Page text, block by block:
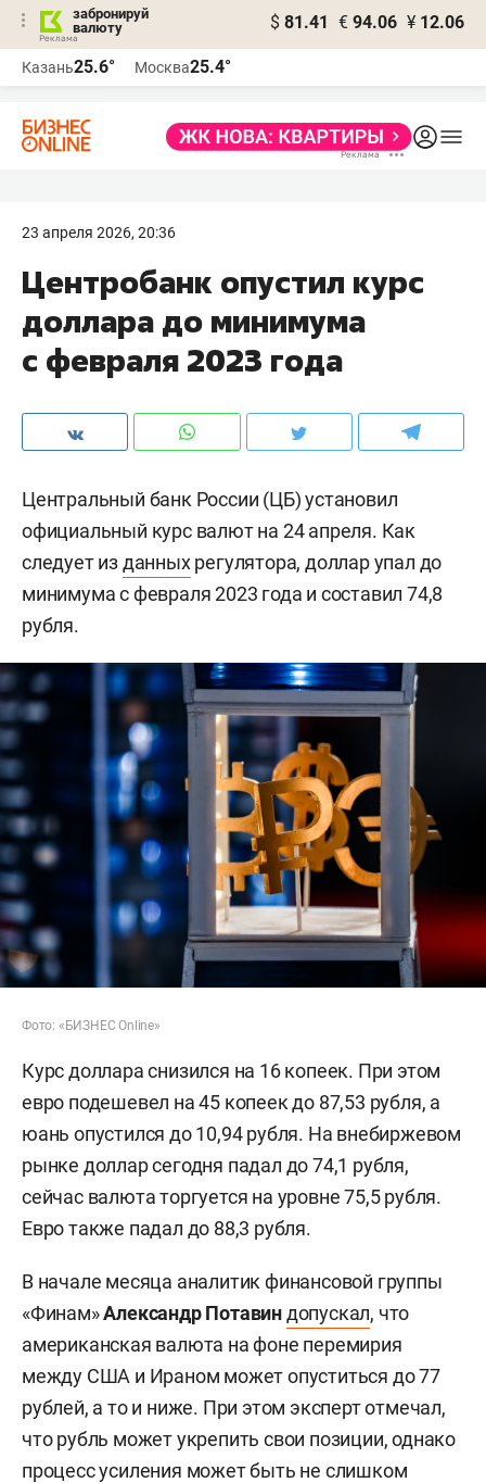
забронируй
валюту
$ 81.41 € 94.06 ¥ 12.06
Казань25.6° Москва25.4°
23 апреля 2026, 20:36
Центробанк опустил курс
доллара до минимума
с февраля 2023 года
Центральный банк России (ЦБ) установил
официальный курс валют на 24 апреля. Как
следует изданныхрегулятора, доллар упал до
минимума с февраля 2023 года и составил 74,8
рубля.
Фото: «БИЗНЕС Online»
Курс доллара снизился на 16 копеек. При этом
евро подешевел на 45 копеек до 87,53 рубля, а
юань опустился до 10,94 рубля. На внебиржевом
рынке доллар сегодня падал до 74,1 рубля,
сейчас валюта торгуется на уровне 75,5 рубля.
Евро также падал до 88,3 рубля.
В начале месяца аналитик финансовой группы
«Финам»Александр Потавиндопускал, что
американская валюта на фоне перемирия
между США и Ираном может опуститься до 77
рублей, а то и ниже. При этом эксперт отмечал,
что рубль может укрепить свои позиции, однако
процесс усиления может быть не слишком